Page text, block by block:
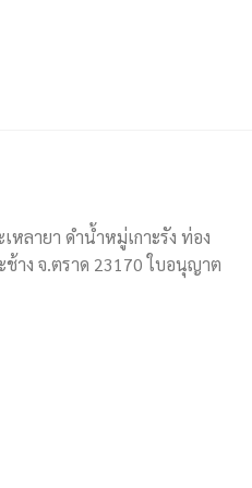
เหลายา ดำน้ำหมู่เกาะรัง ท่อง
ช้าง จ.ตราด 23170 ใบอนุญาต